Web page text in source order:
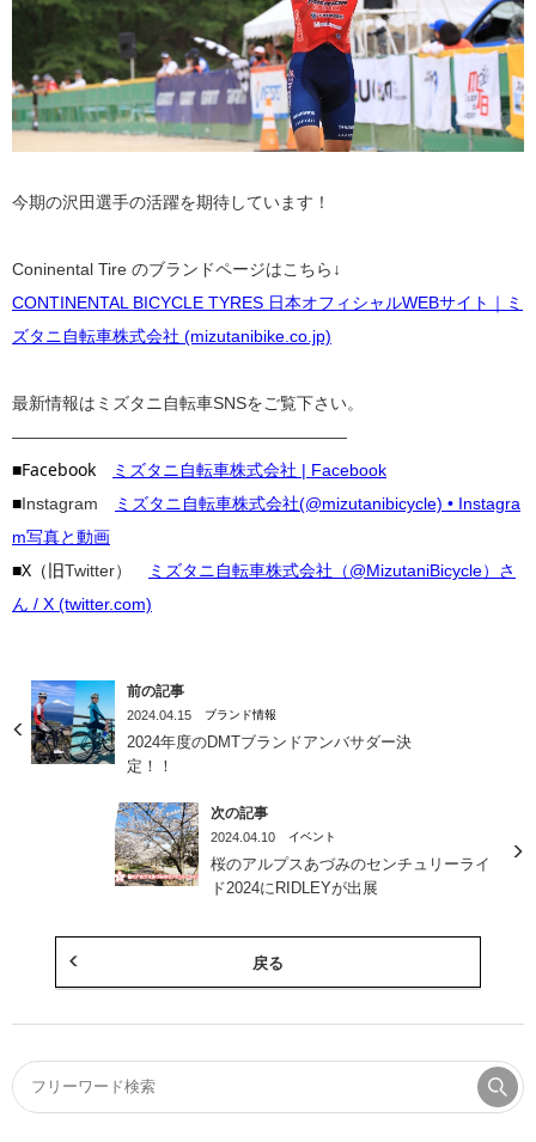
今期の沢田選手の活躍を期待しています！
Coninental Tire のブランドページはこちら↓
CONTINENTAL BICYCLE TYRES 日本オフィシャルWEBサイト｜ミ
ズタニ自転車株式会社 (mizutanibike.co.jp)
最新情報はミズタニ自転車SNSをご覧下さい。
————————————————————
■Facebook ミズタニ自転車株式会社 | Facebook
■Instagram
ミズタニ自転車株式会社(@mizutanibicycle) • Instagra
m写真と動画
■X（旧Twitter）
ミズタニ自転車株式会社（@MizutaniBicycle）さ
ん / X (twitter.com)
前の記事
2024.04.15 ブランド情報
2024年度のDMTブランドアンバサダー決
定！！
次の記事
2024.04.10 イベント
桜のアルプスあづみのセンチュリーライ
ド2024にRIDLEYが出展
戻る